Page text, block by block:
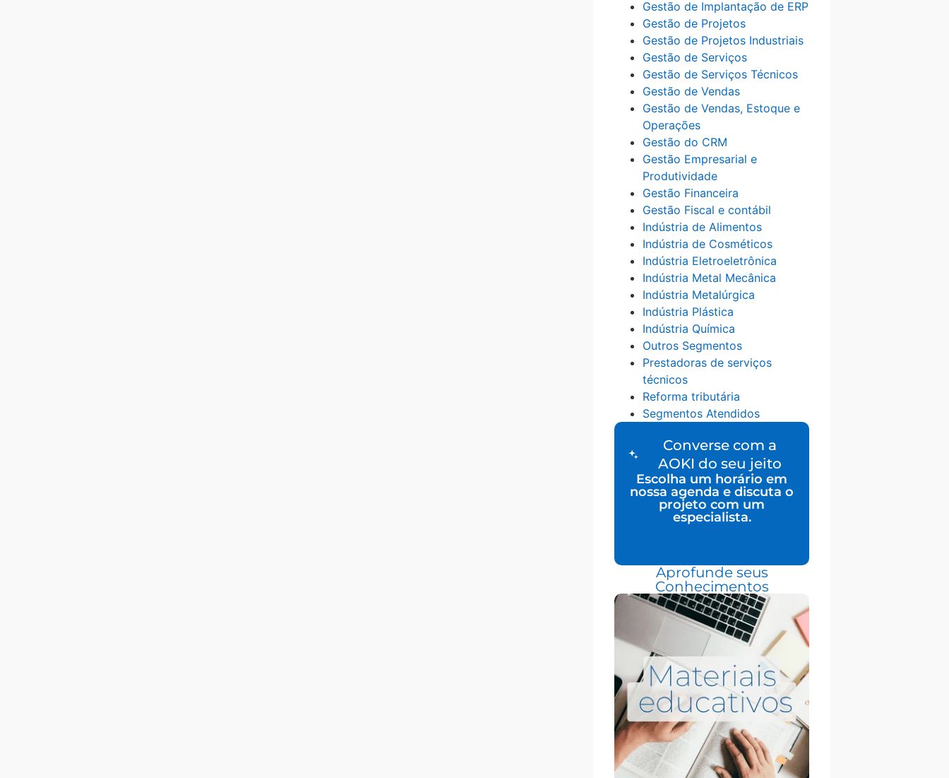
Gestão de Implantação de ERP
Gestão de Projetos
Gestão de Projetos Industriais
Gestão de Serviços
Gestão de Serviços Técnicos
Gestão de Vendas
Gestão de Vendas, Estoque e
Operações
Gestão do CRM
Gestão Empresarial e
Produtividade
Gestão Financeira
Gestão Fiscal e contábil
Indústria de Alimentos
Indústria de Cosméticos
Indústria Eletroeletrônica
Indústria Metal Mecânica
Indústria Metalúrgica
Indústria Plástica
Indústria Química
Outros Segmentos
Prestadoras de serviços
técnicos
Reforma tributária
Segmentos Atendidos
Converse com a
AOKI do seu jeito
Escolha um horário em
nossa agenda e discuta o
projeto com um
especialista.
Aprofunde seus
Conhecimentos